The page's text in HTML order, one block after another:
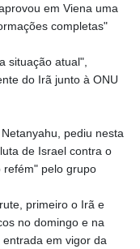
em Viena uma
completas"
situação atual",
do Irã junto à ONU
pediu nesta
de Israel contra o
refém" pelo grupo
primeiro o Irã e
no domingo e na
em vigor da